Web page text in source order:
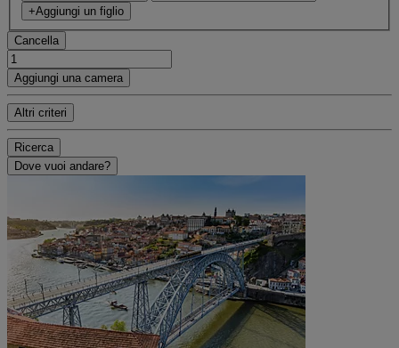
+Aggiungi un figlio
Cancella
Aggiungi una camera
Altri criteri
Ricerca
Dove vuoi andare?